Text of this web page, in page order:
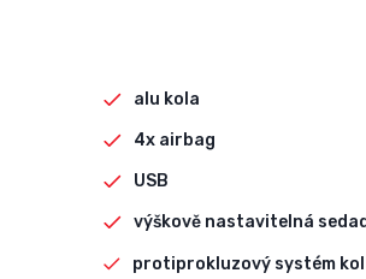
alu kola
4x airbag
USB
výškově nastavitelná
protiprokluzový systém kol